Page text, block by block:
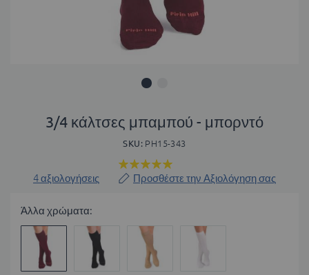
εικόνων
3/4 κάλτσες μπαμπού - μπορντό
SKU PH15-343
Βαθμολογία:
100
% of100
4αξιολογήσεις Προσθέστε την Αξιολόγηση σας
Άλλα χρώματα: